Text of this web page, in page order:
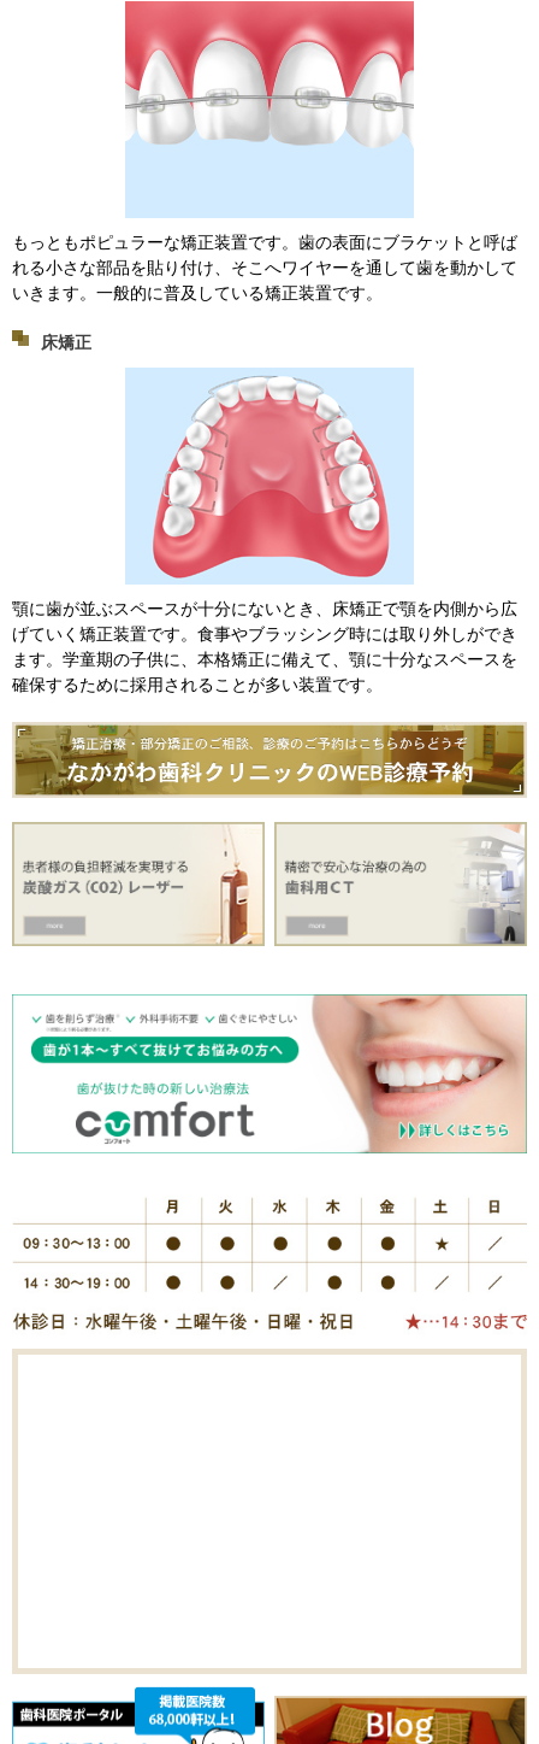
もっともポピュラーな矯正装置です。歯の表面にブラケットと呼ば
れる小さな部品を貼り付け、そこへワイヤーを通して歯を動かして
いきます。一般的に普及している矯正装置です。
床矯正
顎に歯が並ぶスペースが十分にないとき、床矯正で顎を内側から広
げていく矯正装置です。食事やブラッシング時には取り外しができ
ます。学童期の子供に、本格矯正に備えて、顎に十分なスペースを
確保するために採用されることが多い装置です。